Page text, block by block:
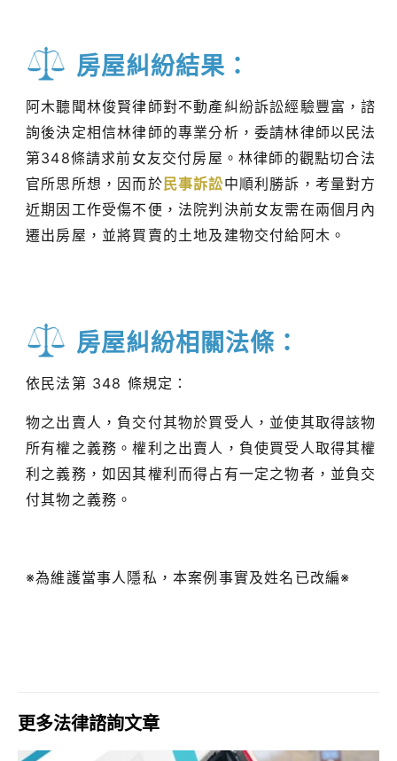
房屋糾紛結果：
阿木聽聞林俊賢律師對不動產糾紛訴訟經驗豐富，諮
詢後決定相信林律師的專業分析，委請林律師以民法
第348條請求前女友交付房屋。林律師的觀點切合法
官所思所想，因而於 民事訴訟中順利勝訴，考量對方
近期因工作受傷不便，法院判決前女友需在兩個月內
遷出房屋，並將買賣的土地及建物交付給阿木。
房屋糾紛相關法條：
依民法第 348 條規定：
物之出賣人，負交付其物於買受人，並使其取得該物
所有權之義務。權利之出賣人，負使買受人取得其權
利之義務，如因其權利而得占有一定之物者，並負交
付其物之義務。
※為維護當事人隱私，本案例事實及姓名已改編※
更多法律諮詢文章